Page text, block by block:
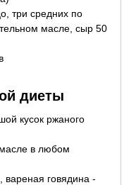
три средних по
масле, сыр 50
диеты
кусок ржаного
в любом
вареная говядина -